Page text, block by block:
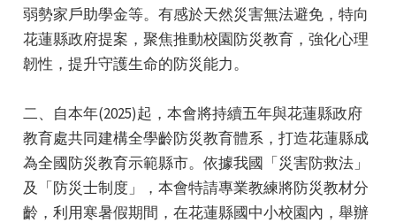
弱勢家戶助學金等。有感於天然災害無法避免，特向
花蓮縣政府提案，聚焦推動校園防災教育，強化心理
韌性，提升守護生命的防災能力。
二、自本年(2025)起，本會將持續五年與花蓮縣政府
教育處共同建構全學齡防災教育體系，打造花蓮縣成
為全國防災教育示範縣市。依據我國「災害防救法」
及「防災士制度」，本會特請專業教練將防災教材分
齡，利用寒暑假期間，在花蓮縣國中小校園內，舉辦